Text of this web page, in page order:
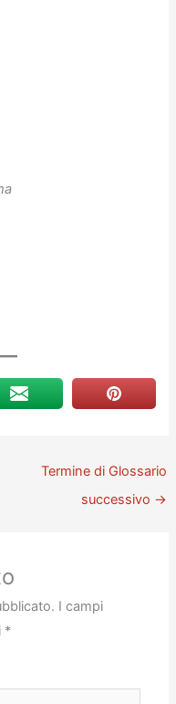
Termine di Glossario
successivo →
I campi
*